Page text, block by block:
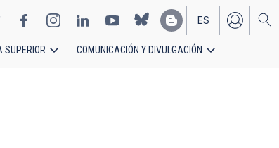
EN
ES
SUPERIOR COMUNICACIÓN Y DIVULGACIÓN